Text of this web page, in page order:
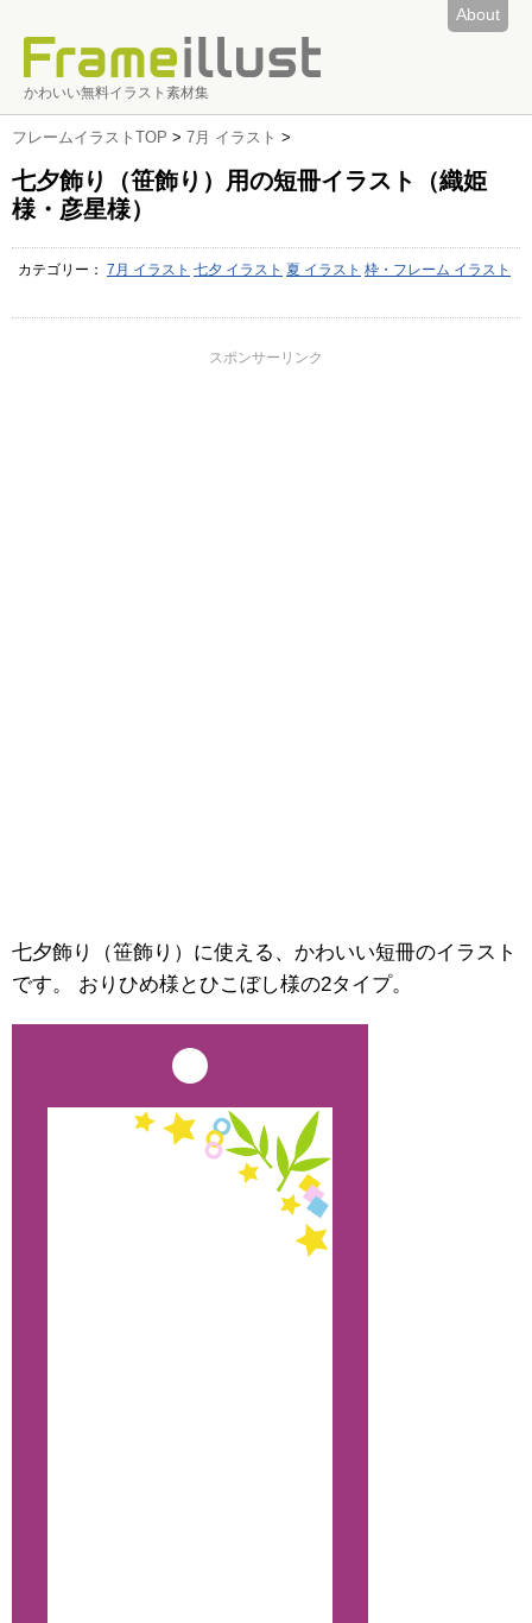
About
かわいい無料イラスト素材集
フレームイラストTOP > 7月 イラスト >
七夕飾り（笹飾り）用の短冊イラスト（織姫
様・彦星様）
カテゴリー： 7月 イラスト 七夕 イラスト 夏 イラスト 枠・フレーム イラスト
スポンサーリンク
七夕飾り（笹飾り）に使える、かわいい短冊のイラスト
です。 おりひめ様とひこぼし様の2タイプ。